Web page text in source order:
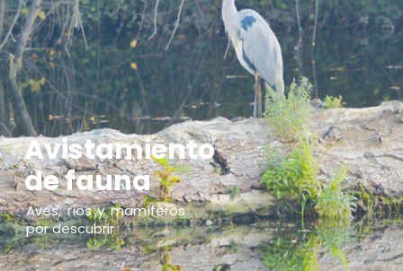
Avistamiento
de fauna
Aves, ríos y mamíferos
por descubrir